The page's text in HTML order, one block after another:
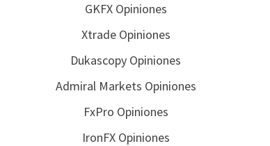
GKFX Opiniones
Xtrade Opiniones
Dukascopy Opiniones
Admiral Markets Opiniones
FxPro Opiniones
IronFX Opiniones